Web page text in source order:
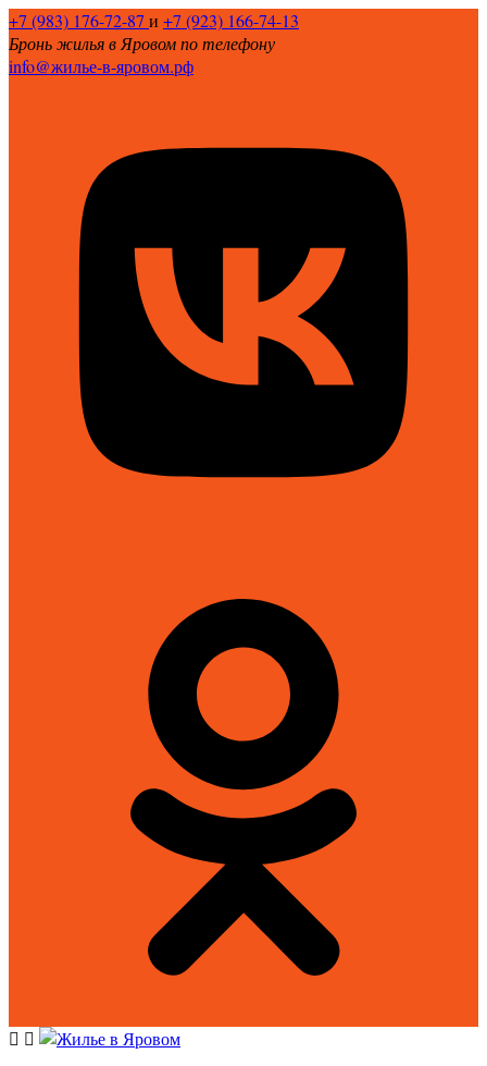
+7 (983) 176-72-87 и +7 (923) 166-74-13
Бронь жилья в Яровом по телефону
info@жилье-в-яровом.рф